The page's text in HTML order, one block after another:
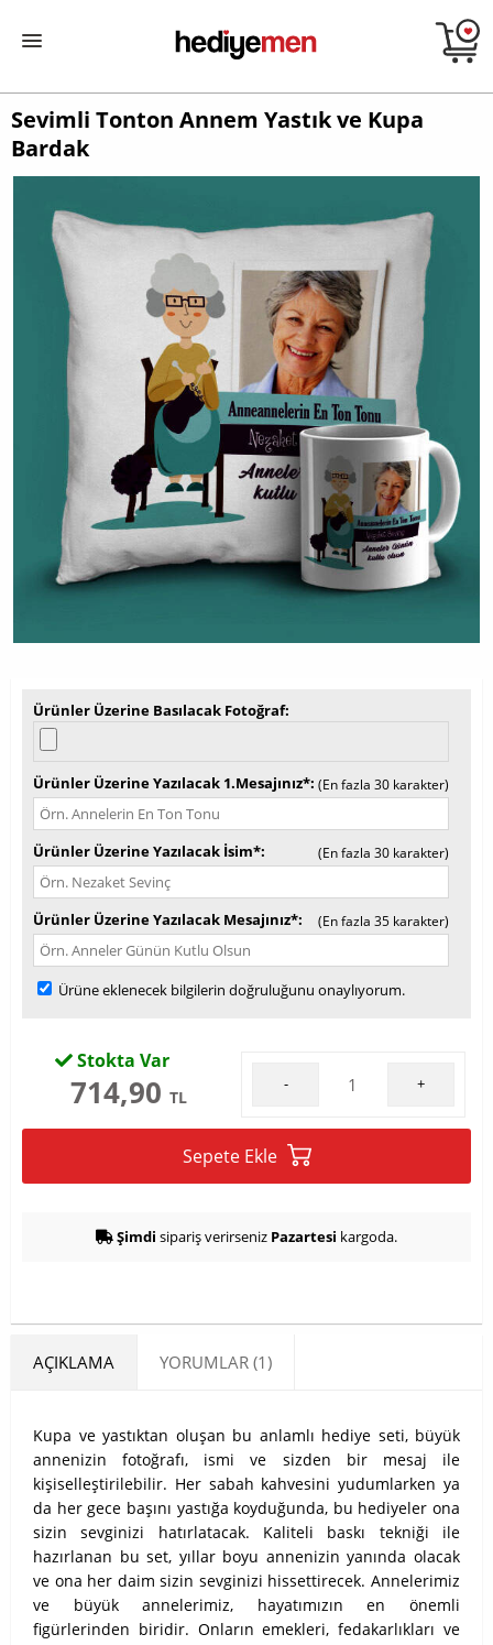
Sevimli Tonton Annem Yastık ve Kupa
Bardak
Ürünler Üzerine Basılacak Fotoğraf
Ürünler Üzerine Yazılacak 1.Mesajınız* (En fazla 30 karakter)
Ürünler Üzerine Yazılacak İsim* (En fazla 30 karakter)
Ürünler Üzerine Yazılacak Mesajınız* (En fazla 35 karakter)
Ürüne eklenecek bilgilerin doğruluğunu onaylıyorum.
Stokta Var
714,90 TL
- +
Sepete Ekle
Şimdi sipariş verirseniz Pazartesi kargoda.
AÇIKLAMA YORUMLAR (1)
Kupa ve yastıktan oluşan bu anlamlı hediye seti, büyük
annenizin fotoğrafı, ismi ve sizden bir mesaj ile
kişiselleştirilebilir. Her sabah kahvesini yudumlarken ya
da her gece başını yastığa koyduğunda, bu hediyeler ona
sizin sevginizi hatırlatacak. Kaliteli baskı tekniği ile
hazırlanan bu set, yıllar boyu annenizin yanında olacak
ve ona her daim sizin sevginizi hissettirecek. Annelerimiz
ve büyük annelerimiz, hayatımızın en önemli
figürlerinden biridir. Onların emekleri, fedakarlıkları ve